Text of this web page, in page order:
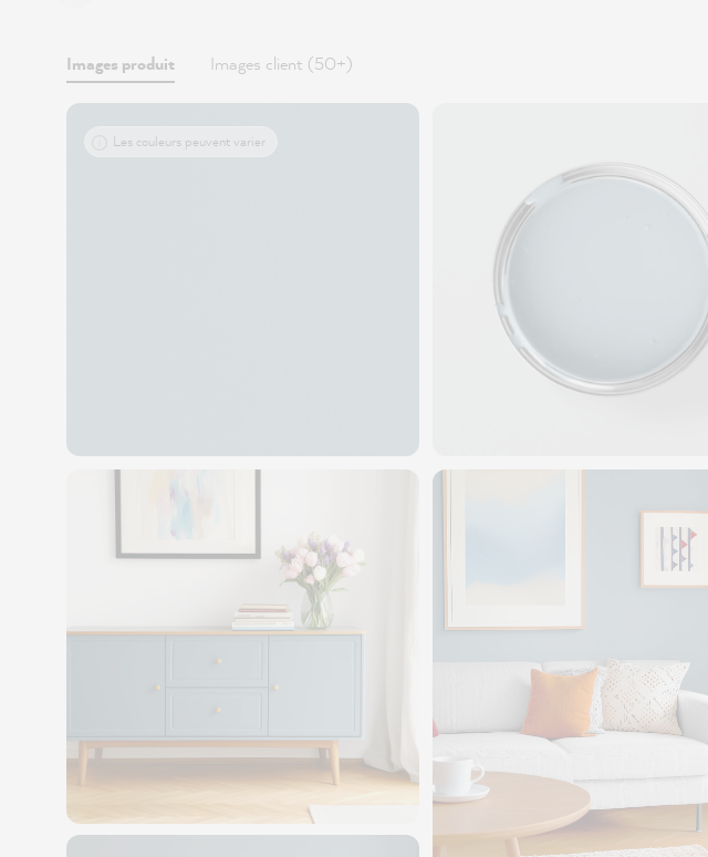
Images produit Images client (50+)
Les couleurs peuvent varier